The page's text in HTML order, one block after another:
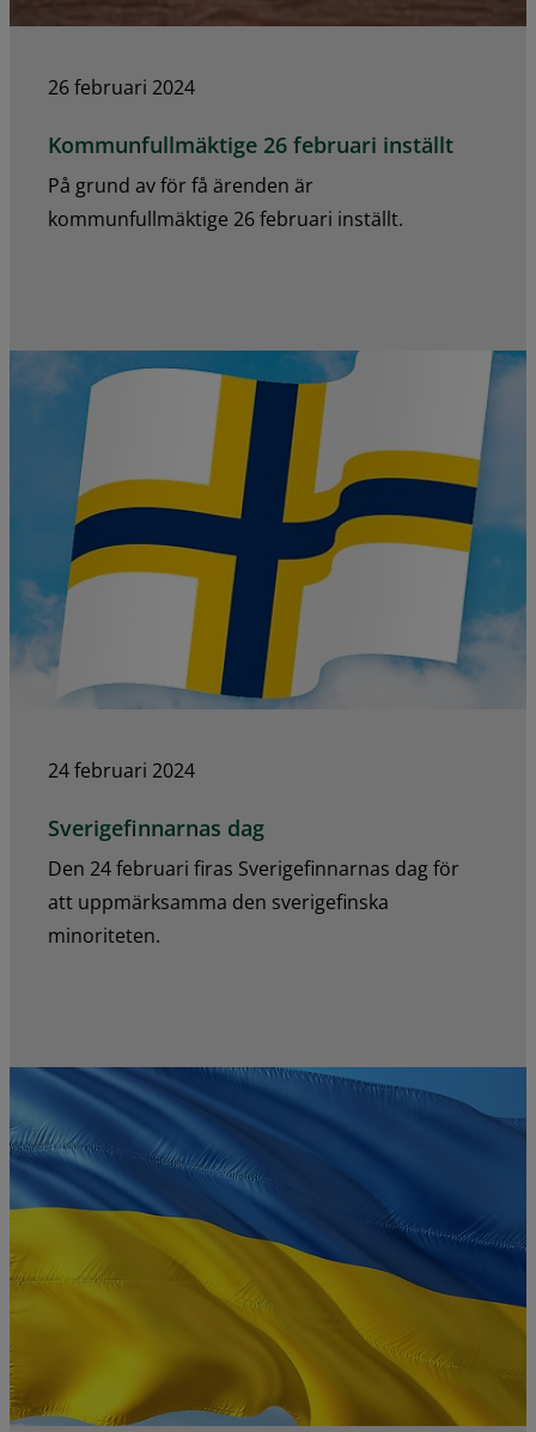
26 februari 2024
Kommunfullmäktige 26 februari inställt
På grund av för få ärenden är
kommunfullmäktige 26 februari inställt.
24 februari 2024
Sverigefinnarnas dag
Den 24 februari firas Sverigefinnarnas dag för
att uppmärksamma den sverigefinska
minoriteten.